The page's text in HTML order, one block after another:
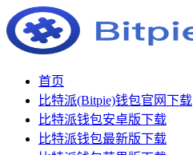
首页
比特派(Bitpie)钱包官网下载
比特派钱包安卓版下载
比特派钱包最新版下载